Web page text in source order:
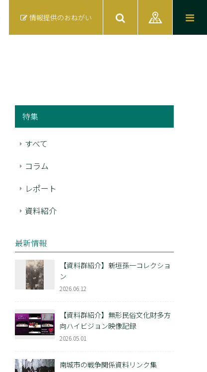
情報提供のおねがい
特集
すべて
コラム
レポート
資料紹介
最新情報
【資料群紹介】新垣孫一コレクショ
ン
2026.06.12
【資料群紹介】無形民俗文化財多方
向ハイビジョン映像記録
2026.05.01
南城市の戦争関係資料リンク集